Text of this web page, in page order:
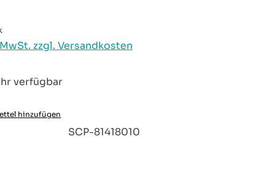
zzgl. Versandkosten
verfügbar
hinzufügen
SCP-81418010